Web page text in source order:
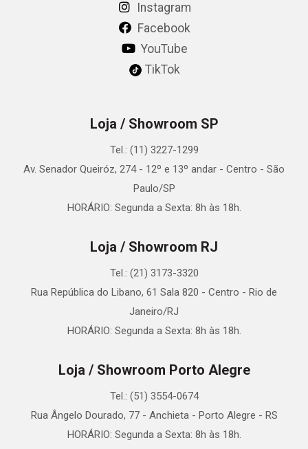
Instagram
Facebook
YouTube
TikTok
Loja / Showroom SP
Tel.: (11) 3227-1299
Av. Senador Queiróz, 274 - 12º e 13º andar - Centro - São
Paulo/SP
HORÁRIO: Segunda a Sexta: 8h às 18h.
Loja / Showroom RJ
Tel.: (21) 3173-3320
Rua República do Libano, 61 Sala 820 - Centro - Rio de
Janeiro/RJ
HORÁRIO: Segunda a Sexta: 8h às 18h.
Loja / Showroom Porto Alegre
Tel.: (51) 3554-0674
Rua Ângelo Dourado, 77 - Anchieta - Porto Alegre - RS
HORÁRIO: Segunda a Sexta: 8h às 18h.